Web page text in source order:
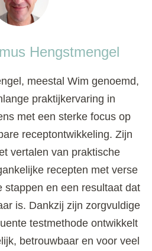
Hengstmengel
meestal Wim genoemd,
praktijkervaring in
met een sterke focus op
receptontwikkeling. Zijn
vertalen van praktische
recepten met verse
stappen en een resultaat dat
is. Dankzij zijn zorgvuldige
testmethode ontwikkelt
betrouwbaar en voor veel